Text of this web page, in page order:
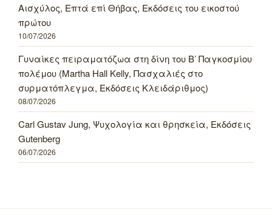
Αισχύλος, Επτά επί Θήβας, Εκδόσεις του εικοστού
πρώτου
10/07/2026
Γυναίκες πειραματόζωα στη δίνη του Β’ Παγκοσμίου
πολέμου (Martha Hall Kelly, Πασχαλιές στο
συρματόπλεγμα, Εκδόσεις Κλειδάριθμος)
08/07/2026
Carl Gustav Jung, Ψυχολογία και θρησκεία, Εκδόσεις
Gutenberg
06/07/2026